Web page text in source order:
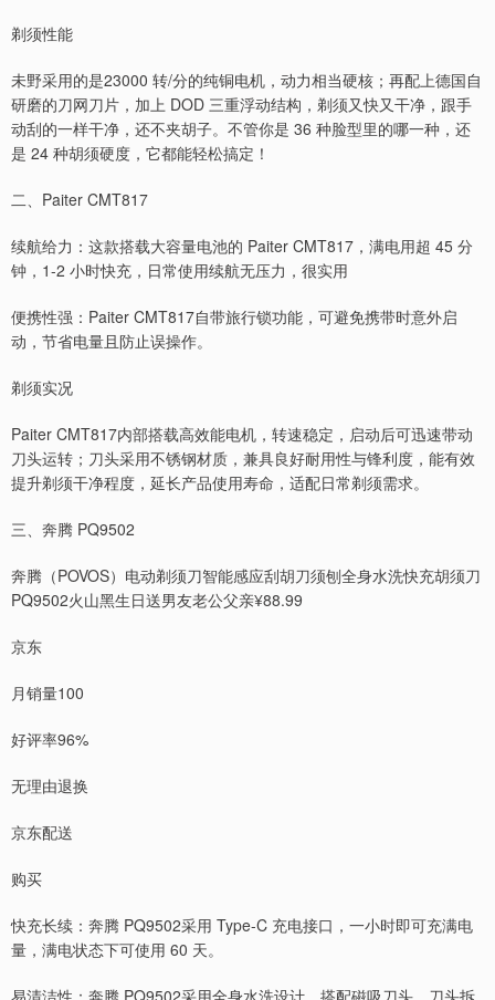
剃须性能
未野采用的是23000 转/分的纯铜电机，动力相当硬核；再配上德国自
研磨的刀网刀片，加上 DOD 三重浮动结构，剃须又快又干净，跟手
动刮的一样干净，还不夹胡子。不管你是 36 种脸型里的哪一种，还
是 24 种胡须硬度，它都能轻松搞定！
二、Paiter CMT817
续航给力：这款搭载大容量电池的 Paiter CMT817，满电用超 45 分
钟，1-2 小时快充，日常使用续航无压力，很实用
便携性强：Paiter CMT817自带旅行锁功能，可避免携带时意外启
动，节省电量且防止误操作。
剃须实况
Paiter CMT817内部搭载高效能电机，转速稳定，启动后可迅速带动
刀头运转；刀头采用不锈钢材质，兼具良好耐用性与锋利度，能有效
提升剃须干净程度，延长产品使用寿命，适配日常剃须需求。
三、奔腾 PQ9502
奔腾（POVOS）电动剃须刀智能感应刮胡刀须刨全身水洗快充胡须刀
PQ9502火山黑生日送男友老公父亲¥88.99
京东
月销量100
好评率96%
无理由退换
京东配送
购买
快充长续：奔腾 PQ9502采用 Type-C 充电接口，一小时即可充满电
量，满电状态下可使用 60 天。